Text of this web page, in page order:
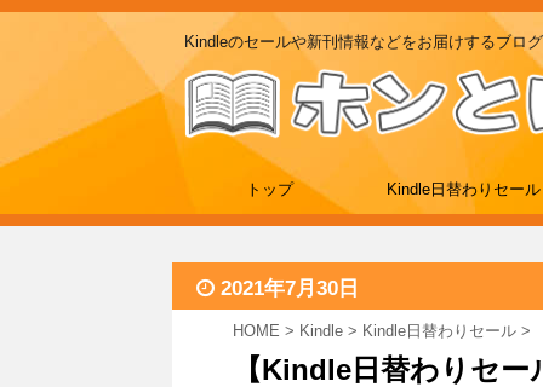
Kindleのセールや新刊情報などをお届けするブログ
トップ Kindle日替わりセール
2021年7月30日
HOME > Kindle > Kindle日替わりセール >
【Kindle日替わりセ